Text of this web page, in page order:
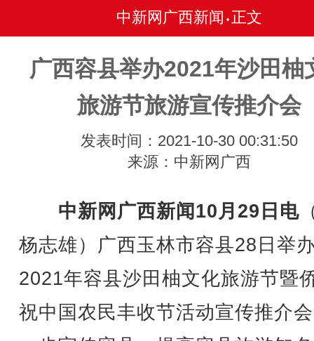
中新网广西新闻 • 正文
广西容县举办2021年沙田柚
旅游节旅游宣传推介会
发表时间：2021-10-30 00:31:50
来源：中新网广西
中新网广西新闻10月29日电
杨志雄）广西玉林市容县28日举
2021年容县沙田柚文化旅游节暨
祝中国农民丰收节活动宣传推介